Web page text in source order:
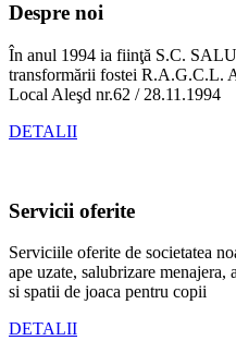
Despre noi
În anul 1994 ia fiinţă S.C.
transformării fostei R.A.G.C.L.
Local Aleşd nr.62 / 28.11.1994
DETALII
Servicii oferite
Serviciile oferite de societatea
ape uzate, salubrizare
si spatii de joaca pentru copii
DETALII